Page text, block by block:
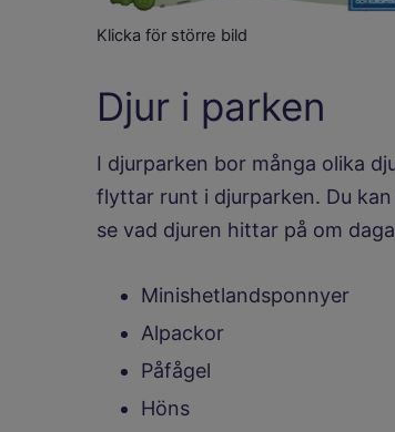
Klicka för större bild
Djur i parken
I djurparken bor många olika
flyttar runt i djurparken. Du
se vad djuren hittar på om
Minishetlandsponnyer
Alpackor
Påfågel
Höns